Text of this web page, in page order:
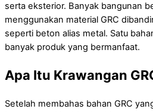
serta eksterior. Banyak bangunan
menggunakan material GRC
seperti beton alias metal. Satu
banyak produk yang bermanfaat.
Apa Itu Krawangan
Setelah membahas bahan GRC